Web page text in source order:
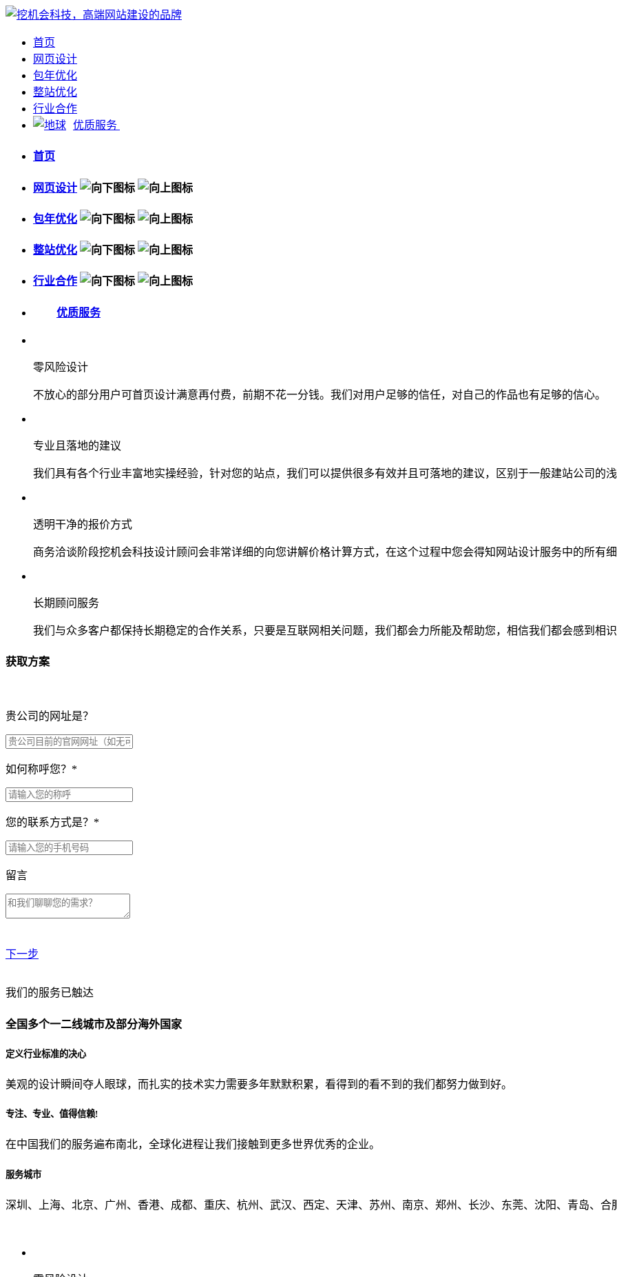
首页
网页设计
包年优化
整站优化
行业合作
优质服务
首页
网页设计
包年优化
整站优化
行业合作
优质服务
零风险设计
不放心的部分用户可首页设计满意再付费，前期不花一分钱。我们对用户足够的信任，对自己的作品也有足够的信心。
专业且落地的建议
我们具有各个行业丰富地实操经验，针对您的站点，我们可以提供很多有效并且可落地的建议，区别于一般建站公司的
透明干净的报价方式
商务洽谈阶段挖机会科技设计顾问会非常详细的向您讲解价格计算方式，在这个过程中您会得知网站设计服务中的所有
长期顾问服务
我们与众多客户都保持长期稳定的合作关系，只要是互联网相关问题，我们都会力所能及帮助您，相信我们都会感到相
获取方案
贵公司的网址是？
如何称呼您？ *
您的联系方式是？ *
留言
下一步
贵公司预算范围是？
贵公司的团队规模是？
从哪里了解到我们？
我们的服务已触达
全国多个一二线城市及部分海外国家
定义行业标准的决心
美观的设计瞬间夺人眼球，而扎实的技术实力需要多年默默积累，看得到的看不到的我们都努力做到好。
专注、专业、值得信赖!
在中国我们的服务遍布南北，全球化进程让我们接触到更多世界优秀的企业。
服务城市
深圳、上海、北京、广州、香港、成都、重庆、杭州、武汉、西定、天津、苏州、南京、郑州、长沙、东莞、沈阳、青岛、合